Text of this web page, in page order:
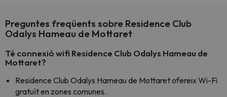
Preguntes freqüents sobre Residence Club
Odalys Hameau de Mottaret
Té connexió wifi Residence Club Odalys Hameau de
Mottaret?
Residence Club Odalys Hameau de Mottaret ofereix Wi-Fi
gratuït en zones comunes.